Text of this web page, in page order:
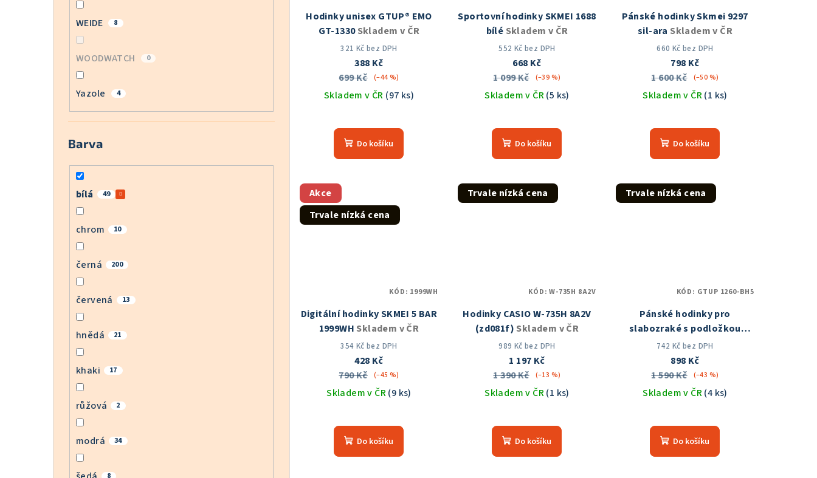
WEIDE 8
WOODWATCH 0
Yazole 4
Barva
bílá 49
chrom 10
černá 200
červená 13
hnědá 21
khaki 17
růžová 2
modrá 34
8
Hodinky unisex GTUP® EMO
GT-1330Skladem v ČR
321 Kč bez DPH
388 Kč
699 Kč
(–44 %)
Skladem v ČR (97 ks)
hodnocení
produktu
je
5
hvězdiček.
Do košíku
Sportovní hodinky SKMEI 1688
bílé Skladem v ČR
552 Kč bez DPH
668 Kč
1 099 Kč
(–39 %)
Skladem v ČR(5 ks)
hodnocení
produktu
je
z
5
Do košíku
Pánské hodinky Skmei 9297
sil-ara Skladem v ČR
660 Kč bez DPH
798 Kč
1 600 Kč
(–50 %)
Skladem v ČR(1 ks)
hodnocení
produktu
je
z
5
Do košíku
Akce
Trvale nízká cena
Digitální hodinky SKMEI 5 BAR
1999WH Skladem v ČR
354 Kč bez DPH
428 Kč
790 Kč
(–45 %)
Skladem v ČR(9 ks)
hodnocení
produktu
je
Do košíku
KÓD: 1999WH
Trvale nízká cena
Hodinky CASIO W-735H 8A2V
(zd081f) Skladem v ČR
989 Kč bez DPH
1 197 Kč
1 390 Kč
(–13 %)
Skladem v ČR(1 ks)
Do košíku
KÓD:W-735H 8A2V
Trvale nízká cena
Pánské hodinky pro
slabozraké s podložkou
GTUP 1260®Skladem v ČR
742 Kč bez DPH
898 Kč
1 590 Kč
(–43 %)
Skladem v ČR(4 ks)
hodnocení
produktu
je
Do košíku
KÓD: GTUP 1260-BH5